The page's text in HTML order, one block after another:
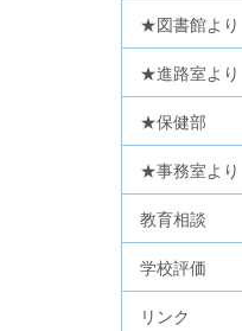
★図書館より
★進路室より
★保健部
★事務室より
教育相談
学校評価
リンク